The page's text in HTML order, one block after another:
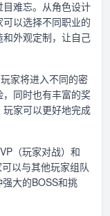
难忘。从角色设计
以选择不同职业的
外观定制，让自己
家将进入不同的密
同时也有丰富的奖
家可以更好地完成
（玩家对战）和
以与其他玩家组队
大的BOSS和挑